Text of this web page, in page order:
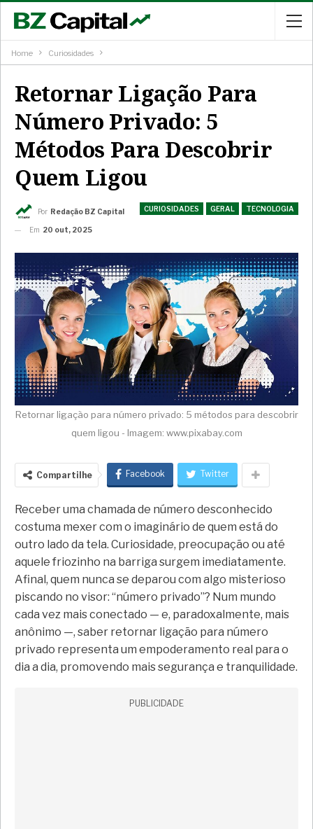
Home Curiosidades
Retornar Ligação Para
Número Privado: 5
Métodos Para Descobrir
Quem Ligou
CURIOSIDADES GERAL TECNOLOGIA
Por Redação BZ Capital
Em 20 out, 2025
Retornar ligação para número privado: 5 métodos para descobrir
quem ligou - Imagem: www.pixabay.com
Compartilhe Facebook Twitter
Receber uma chamada de número desconhecido
costuma mexer com o imaginário de quem está do
outro lado da tela. Curiosidade, preocupação ou até
aquele friozinho na barriga surgem imediatamente.
Afinal, quem nunca se deparou com algo misterioso
piscando no visor: “número privado”? Num mundo
cada vez mais conectado — e, paradoxalmente, mais
anônimo —, saber retornar ligação para número
privado representa um empoderamento real para o
dia a dia, promovendo mais segurança e tranquilidade.
PUBLICIDADE